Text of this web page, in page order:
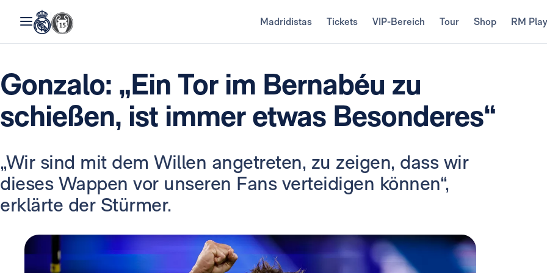
Madridistas Tickets VIP-Bereich Tour Shop RM Play
Gonzalo: „Ein Tor im Bernabéu zu
schießen, ist immer etwas Besonderes“
„Wir sind mit dem Willen angetreten, zu zeigen, dass wir
dieses Wappen vor unseren Fans verteidigen können“,
erklärte der Stürmer.